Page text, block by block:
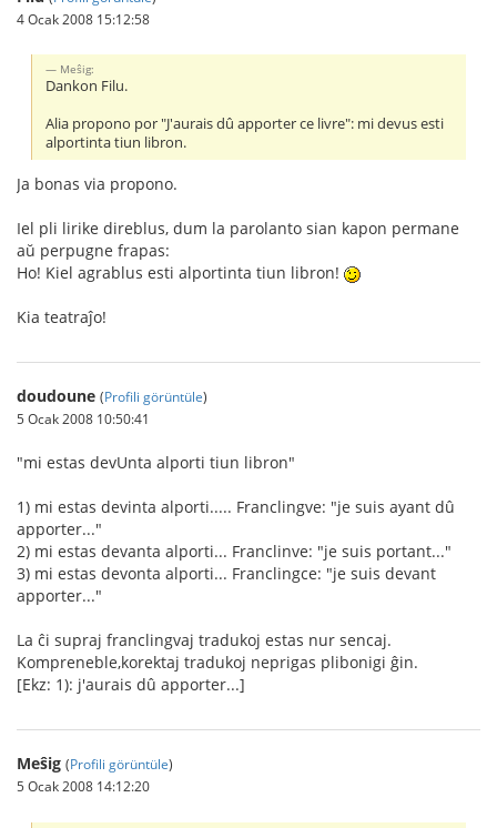
4 Ocak 2008 15:12:58
Meŝig:
Dankon Filu.
Alia propono por "J'aurais dû apporter ce livre": mi devus esti
alportinta tiun libron.
Ja bonas via propono.
Iel pli lirike direblus, dum la parolanto sian kapon permane
aŭ perpugne frapas:
Ho! Kiel agrablus esti alportinta tiun libron!
Kia teatraĵo!
doudoune (Profili görüntüle)
5 Ocak 2008 10:50:41
"mi estas devUnta alporti tiun libron"
1) mi estas devinta alporti..... Franclingve: "je suis ayant dû
apporter..."
2) mi estas devanta alporti... Franclinve: "je suis portant..."
3) mi estas devonta alporti... Franclingce: "je suis devant
apporter..."
La ĉi supraj franclingvaj tradukoj estas nur sencaj.
Kompreneble,korektaj tradukoj neprigas plibonigi ĝin.
[Ekz: 1): j'aurais dû apporter...]
Meŝig (Profili görüntüle)
5 Ocak 2008 14:12:20